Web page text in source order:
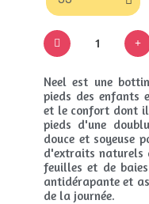
Neel est une
pieds des enfants
et le confort dont
pieds d'une
douce et soyeuse
d'extraits naturels
feuilles et de
antidérapante et
de la journée.